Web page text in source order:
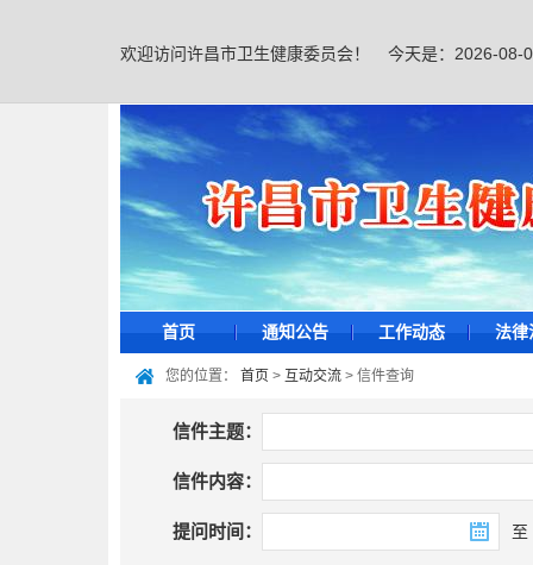
欢迎访问许昌市卫生健康委员会！ 今天是： 2026-08-
首页 通知公告 工作动态 法律
您的位置： 首页 > 互动交流 > 信件查询
信件主题：
信件内容：
提问时间： 至